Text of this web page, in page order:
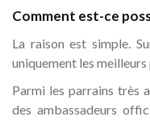
Comment est-ce
La raison est simple.
uniquement les
Parmi les parrains très
des ambassadeurs